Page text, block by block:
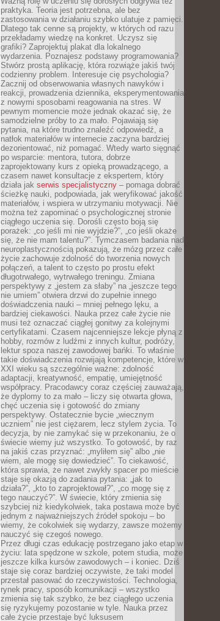
praktyka. Teoria jest potrzebna, ale bez
zastosowania w działaniu szybko ulatuje z pamięci.
Dlatego tak cenne są projekty, w których od razu
przekładamy wiedzę na konkret. Uczysz się
grafiki? Zaprojektuj plakat dla lokalnego
wydarzenia. Poznajesz podstawy programowania?
Stwórz prostą aplikację, która rozwiąże jakiś twój
codzienny problem. Interesuje cię psychologia?
Zacznij od obserwowania własnych nawyków i
reakcji, prowadzenia dziennika, eksperymentowania
z nowymi sposobami reagowania na stres. W
pewnym momencie może jednak okazać się, że
samodzielne próby to za mało. Pojawiają się
pytania, na które trudno znaleźć odpowiedź, a
natłok materiałów w internecie zaczyna bardziej
dezorientować, niż pomagać. Wtedy warto sięgnąć
po wsparcie: mentora, tutora, dobrze
zaprojektowany kurs z opieką prowadzącego, a
czasem nawet konsultacje z ekspertem, który
działa jak serwis specjalistyczny – pomaga dobrać
ścieżkę nauki, podpowiada, jak weryfikować jakość
materiałów, i wspiera w utrzymaniu motywacji. Nie
można też zapominać o psychologicznej stronie
ciągłego uczenia się. Dorośli często boją się
porażek: „co jeśli mi nie wyjdzie?”, „co jeśli okaże
się, że nie mam talentu?”. Tymczasem badania nad
neuroplastycznością pokazują, że mózg przez całe
życie zachowuje zdolność do tworzenia nowych
połączeń, a talent to często po prostu efekt
długotrwałego, wytrwałego treningu. Zmiana
perspektywy z „jestem za słaby” na „jeszcze tego
nie umiem” otwiera drzwi do zupełnie innego
doświadczenia nauki – mniej pełnego lęku, a
bardziej ciekawości. Nauka przez całe życie nie
musi też oznaczać ciągłej gonitwy za kolejnymi
certyfikatami. Czasem najcenniejsze lekcje płyną z
hobby, rozmów z ludźmi z innych kultur, podróży,
lektur spoza naszej zawodowej bańki. To właśnie
takie doświadczenia rozwijają kompetencje, które w
XXI wieku są szczególnie ważne: zdolność
adaptacji, kreatywność, empatię, umiejętność
współpracy. Pracodawcy coraz częściej zauważają,
że dyplomy to za mało – liczy się otwarta głowa,
chęć uczenia się i gotowość do zmiany
perspektywy. Ostatecznie bycie „wiecznym
uczniem” nie jest ciężarem, lecz stylem życia. To
decyzja, by nie zamykać się w przekonaniu, że o
świecie wiemy już wszystko. To gotowość, by raz
na jakiś czas przyznać: „myliłem się” albo „nie
wiem, ale mogę się dowiedzieć”. To ciekawość,
która sprawia, że nawet zwykły spacer po mieście
staje się okazją do zadania pytania: „jak to
działa?”, „kto to zaprojektował?”, „co mogę się z
tego nauczyć?”. W świecie, który zmienia się
szybciej niż kiedykolwiek, taka postawa może być
jednym z najważniejszych źródeł spokoju – bo
wiemy, że cokolwiek się wydarzy, zawsze możemy
nauczyć się czegoś nowego.
Przez długi czas edukację postrzegano jako etap w
życiu: lata spędzone w szkole, potem studia, może
jeszcze kilka kursów zawodowych – i koniec. Dziś
staje się coraz bardziej oczywiste, że taki model
przestał pasować do rzeczywistości. Technologia,
rynek pracy, sposób komunikacji – wszystko
zmienia się tak szybko, że bez ciągłego uczenia
się ryzykujemy pozostanie w tyle. Nauka przez
całe życie przestaje być luksusem